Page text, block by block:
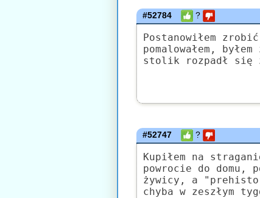
#52784 ?
Postanowiłem
pomalowałem,
stolik rozpadł się z
#52747 ?
Kupiłem na
powrocie do domu,
żywicy, a
chyba w zeszłym